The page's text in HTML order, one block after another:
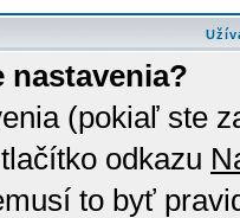
nastavenia?
(pokiaľ ste
odkazu
to byť